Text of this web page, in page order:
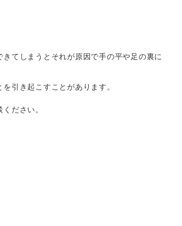
てしまうとそれが原因で手の平や足の裏に
引き起こすことがあります。
ださい。